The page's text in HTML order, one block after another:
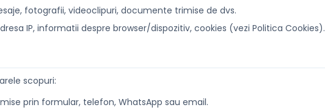
fotografii, videoclipuri, documente trimise de dvs.
IP, informatii despre browser/dispozitiv, cookies (vezi Politica Cookies).
scopuri:
prin formular, telefon, WhatsApp sau email.